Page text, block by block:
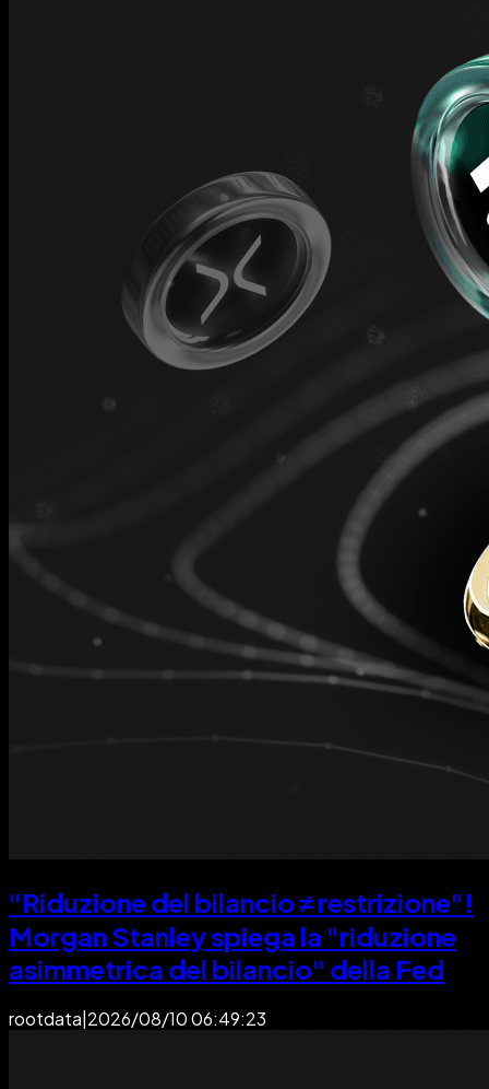
"Riduzione del bilancio ≠ restrizione"!
Morgan Stanley spiega la "riduzione
asimmetrica del bilancio" della Fed
rootdata|2026/08/10 06:49:23